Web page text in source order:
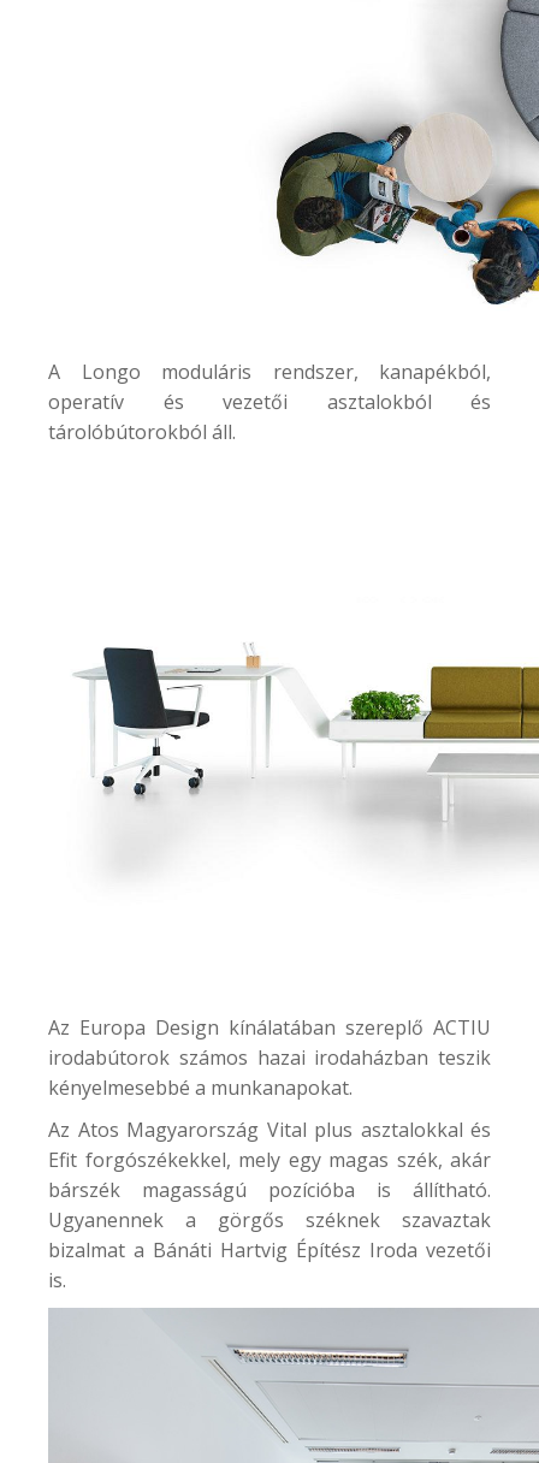
A Longo moduláris rendszer, kanapékból,
operatív és vezetői asztalokból és
tárolóbútorokból áll.
Az Europa Design kínálatában szereplő ACTIU
irodabútorok számos hazai irodaházban teszik
kényelmesebbé a munkanapokat.
Az Atos Magyarország Vital plus asztalokkal és
Efit forgószékekkel, mely egy magas szék, akár
bárszék magasságú pozícióba is állítható.
Ugyanennek a görgős széknek szavaztak
bizalmat a Bánáti Hartvig Építész Iroda vezetői
is.